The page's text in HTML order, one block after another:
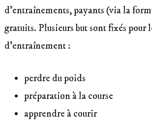
d’entraînements, payants (via la
gratuits. Plusieurs but sont fixés pour
d’entraînement :
perdre du poids
préparation à la course
apprendre à courir